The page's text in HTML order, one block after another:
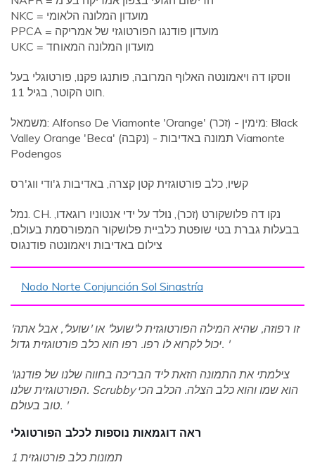
NKC = מועדון המלונה הלאומי
PPCA = מועדון פודנגו הפורטוגזי של אמריקה
UKC = מועדון המלונה המאוחד
ווסקו דה ויאמונטה האלוף המרובה, פותנגו פקנו, פורטוגלי בעל
חוט הקוטר, בגיל 11.
משמאל: Alfonso De Viamonte 'Orange' (זכר) - מימין: Black
Valley Orange 'Beca' (נקבה) - תמונה באדיבות Viamonte
Podengos
קשיו, כלב פורטוגזית קטן קצרה, באדיבות ג'ודי ווג'רס
נמל. CH. נקו דה פלושקורט (זכר), נולד על ידי אנטוניו רוגאדו,
בבעלות גברת בטי שופטת כלביית פלושקור המפורסמת בעולם,
צילום באדיבות ויאמונטה פודנגוס
Nodo Norte Conjunción Sol Sinastría
'זו רפוזה, שהיא המילה הפורטוגזית ל'שועל' או 'שועל', אבל אתה
יכול לקרוא לו רפו. רפו הוא כלב פורטוגזית גדול. '
'צילמתי את התמונה הזאת ליד הבריכה בחווה שלנו של פודנגו
הפורטוגזית שלנו. Scrubby הוא שמו והוא כלב הצלה. הכלב הכי
טוב בעולם. '
ראה דוגמאות נוספות לכלב הפורטוגלי
תמונות כלב פורטוגזית 1